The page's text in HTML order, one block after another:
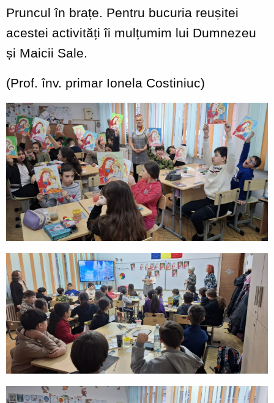
Pruncul în brațe. Pentru bucuria reușitei
acestei activități îi mulțumim lui Dumnezeu
și Maicii Sale.
(Prof. înv. primar Ionela Costiniuc)